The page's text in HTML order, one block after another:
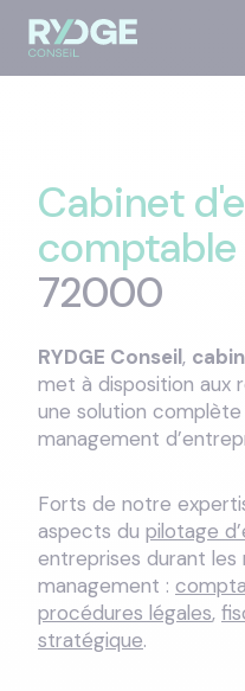
Cabinet
72000
RYDGE Conseil,
met à disposition aux
une solution
management
Forts de notre
aspects du pilotage
entreprises durant
management :
procédures légales,
stratégique.